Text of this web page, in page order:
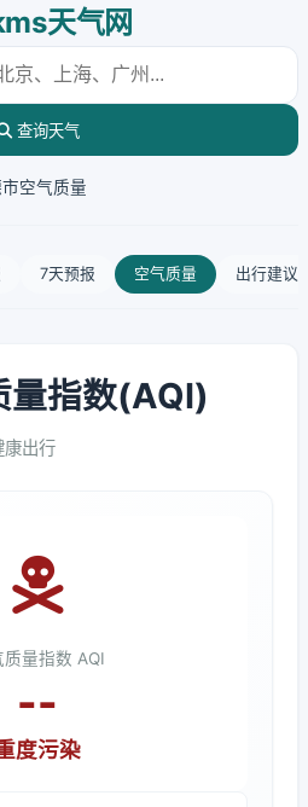
天气网
查询天气
市空气质量
7天预报 空气质量 出行建议
量指数(AQI)
康出行
质量指数 AQI
--
度污染